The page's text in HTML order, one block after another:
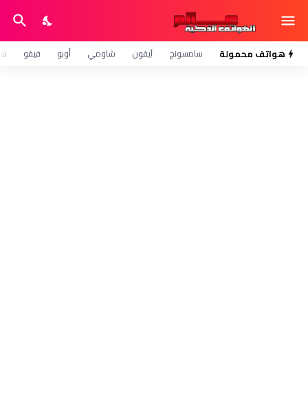
هواتف محمولة سامسونج آيفون شاومي أوبو فيفو